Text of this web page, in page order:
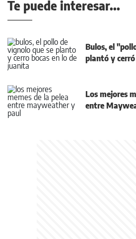
Te puede interesar...
Bulos, el
plantó y cerró
Los mejores
entre